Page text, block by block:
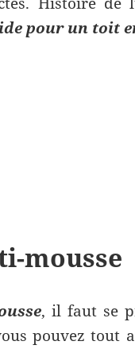
pour un toit
mousse
, il faut se
pouvez tout